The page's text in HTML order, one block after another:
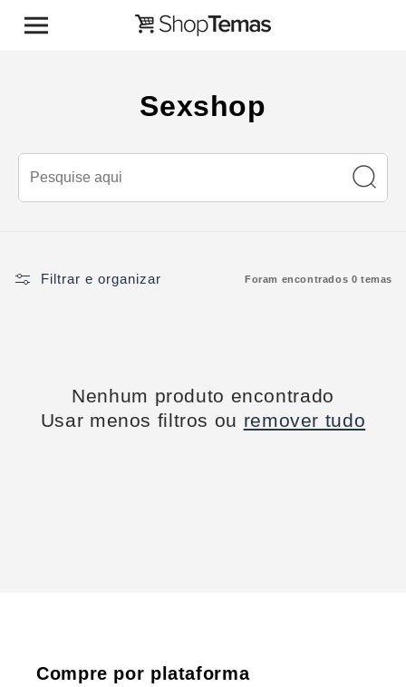
Pular para o conteúdo
C
ã
Sexshop
Filtrar e organizar Foram encontrados 0 temas
Nenhum produto encontrado
Usar menos filtros ou remover tudo
Compre por plataforma